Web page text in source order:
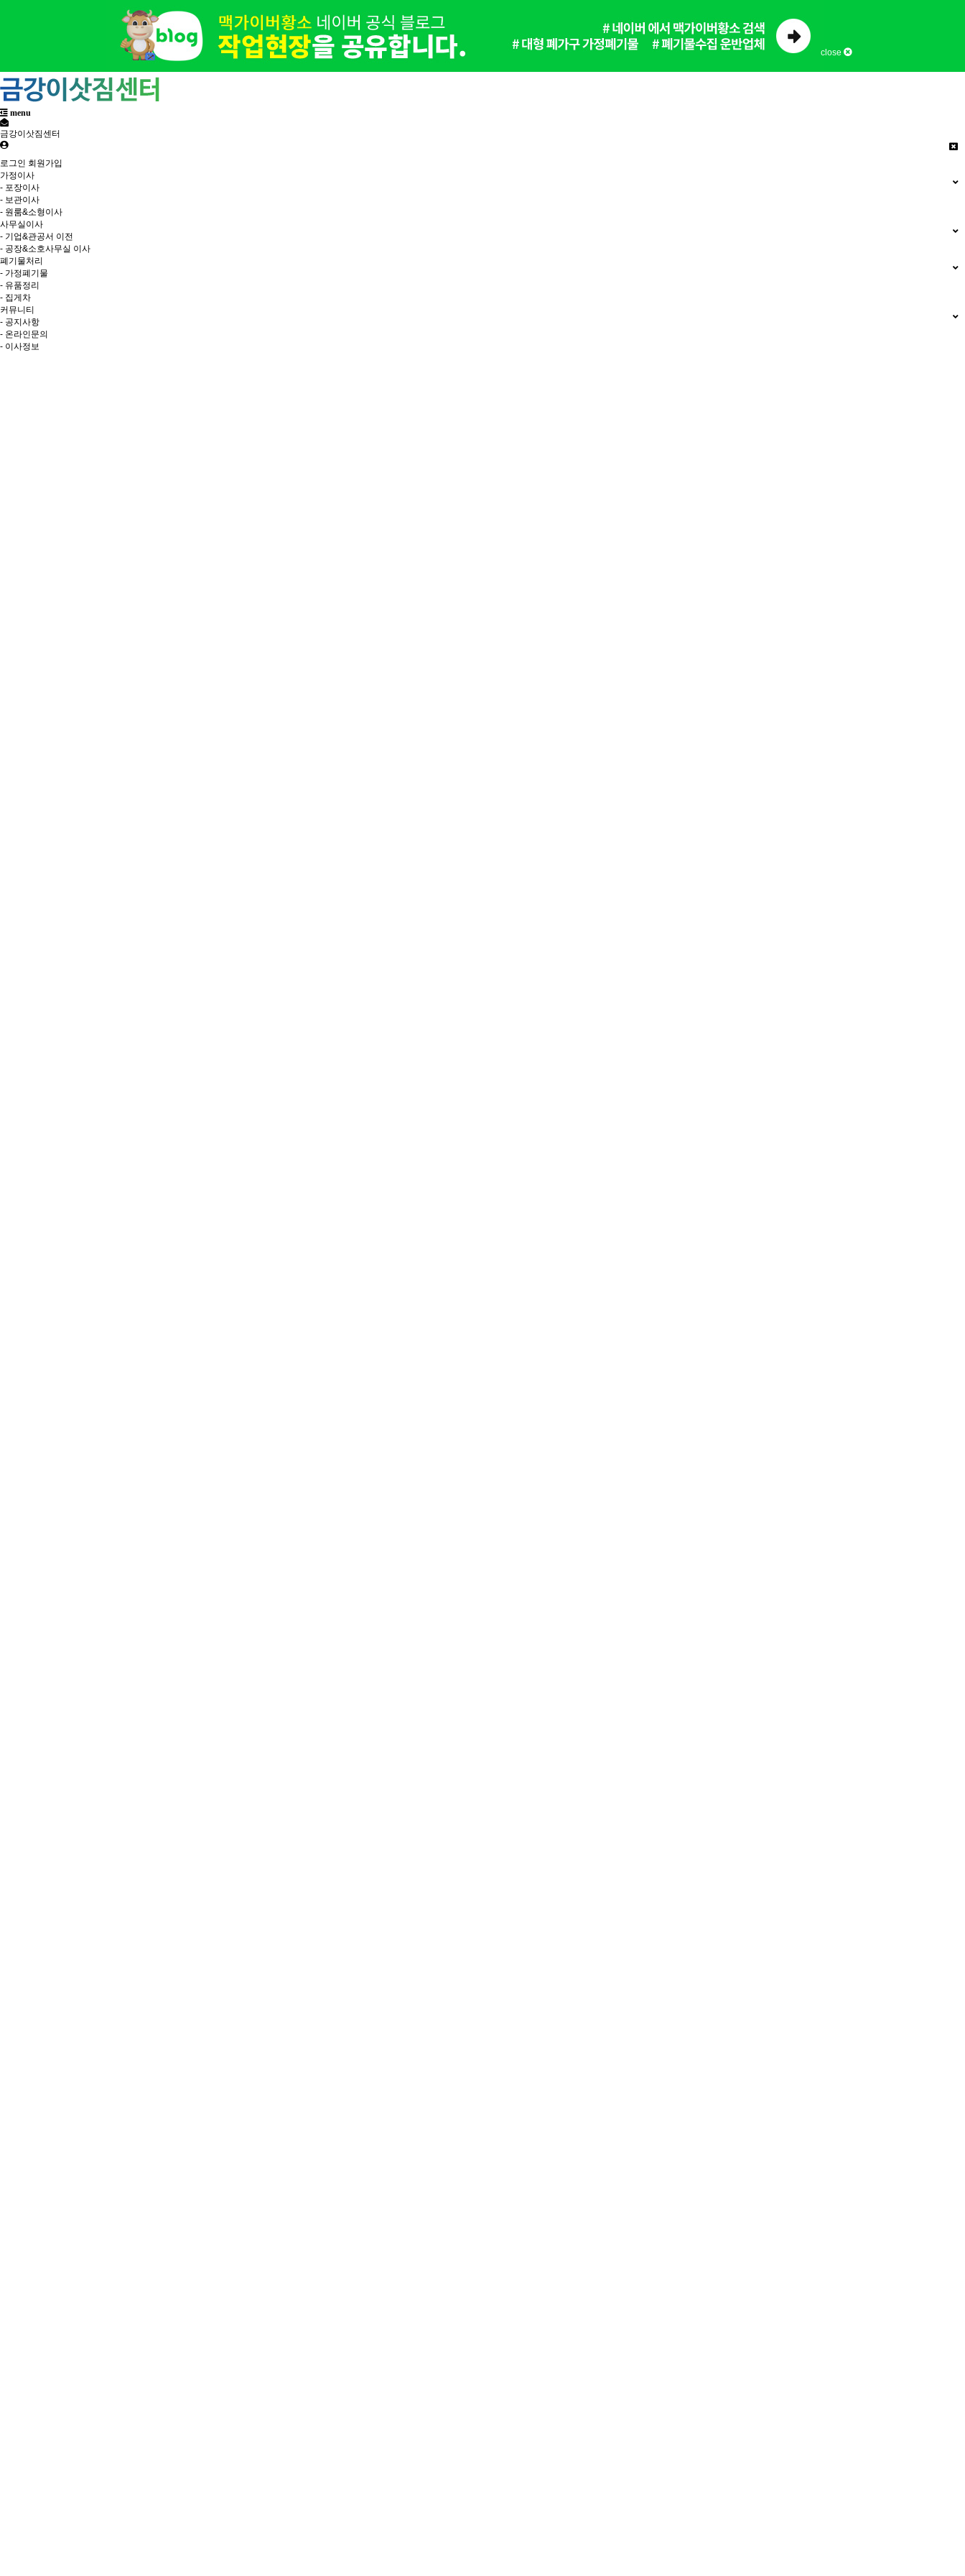
close
menu
금강이삿짐센터
로그인 회원가입
가정이사
- 포장이사
- 보관이사
- 원룸&소형이사
사무실이사
- 기업&관공서 이전
- 공장&소호사무실 이사
폐기물처리
- 가정폐기물
- 유품정리
- 집게차
커뮤니티
- 공지사항
- 온라인문의
- 이사정보